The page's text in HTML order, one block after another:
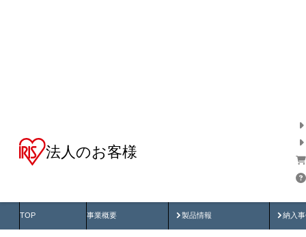
法人のお客様
TOP 事業概要 製品情報
製品動画 納入
納